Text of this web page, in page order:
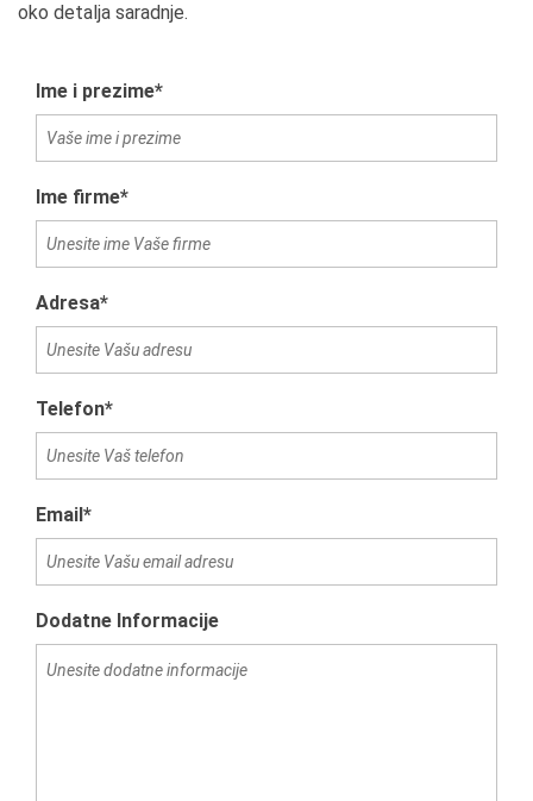
oko detalja saradnje.
Ime i prezime*
Ime firme*
Adresa*
Telefon*
Email*
Dodatne Informacije